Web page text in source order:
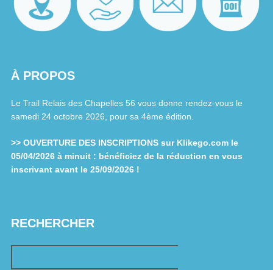
À PROPOS
Le Trail Relais des Chapelles 56 vous donne rendez-vous le
samedi 24 octobre 2026, pour sa 4ème édition.
>> OUVERTURE DES INSCRIPTIONS sur Klikego.com le
05/04/2026 à minuit : bénéficiez de la réduction en vous
inscrivant avant le 25/09/2026 !
RECHERCHER